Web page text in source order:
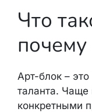
Что
почему
Арт-блок –
таланта. Чаще
конкретными